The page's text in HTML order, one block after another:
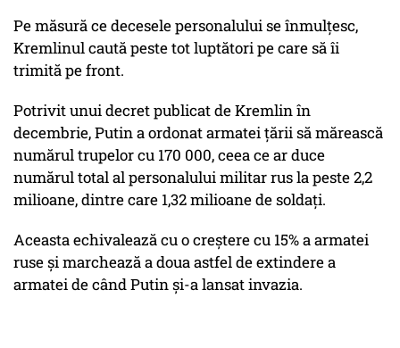
Pe măsură ce decesele personalului se înmulțesc,
Kremlinul caută peste tot luptători pe care să îi
trimită pe front.
Potrivit unui decret publicat de Kremlin în
decembrie, Putin a ordonat armatei țării să mărească
numărul trupelor cu 170 000, ceea ce ar duce
numărul total al personalului militar rus la peste 2,2
milioane, dintre care 1,32 milioane de soldați.
Aceasta echivalează cu o creștere cu 15% a armatei
ruse și marchează a doua astfel de extindere a
armatei de când Putin și-a lansat invazia.